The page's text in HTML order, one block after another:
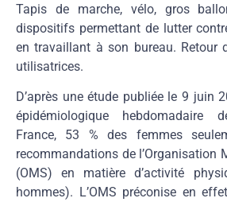
Tapis de marche, vélo, gros
dispositifs permettant de lutter
en travaillant à son bureau. Retour
utilisatrices.
D’après une étude publiée le 9 juin
épidémiologique hebdomadaire
France, 53 % des femmes
recommandations de l’Organisation
(OMS) en matière d’activité
hommes). L’OMS préconise en